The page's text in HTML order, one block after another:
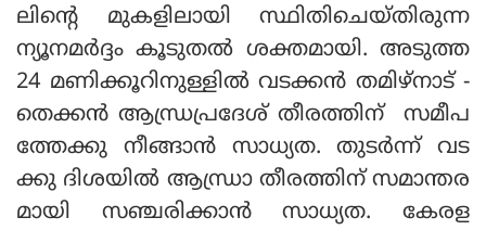
ലിന്റെ മുകളിലായി സ്ഥിതിചെയ്തിരുന്ന
ന്യൂനമര്‍ദ്ദം കൂടുതല്‍ ശക്തമായി. അടുത്ത
24 മണിക്കൂറിനുള്ളില്‍ വടക്കന്‍ തമിഴ്നാട് -
തെക്കന്‍ ആന്ധ്രപ്രദേശ് തീരത്തിന് സമീപ
ത്തേക്കു നീങ്ങാന്‍ സാധ്യത. തുടര്‍ന്ന് വട
ക്കു ദിശയില്‍ ആന്ധ്രാ തീരത്തിന് സമാന്തര
മായി സഞ്ചരിക്കാന്‍ സാധ്യത. കേരള